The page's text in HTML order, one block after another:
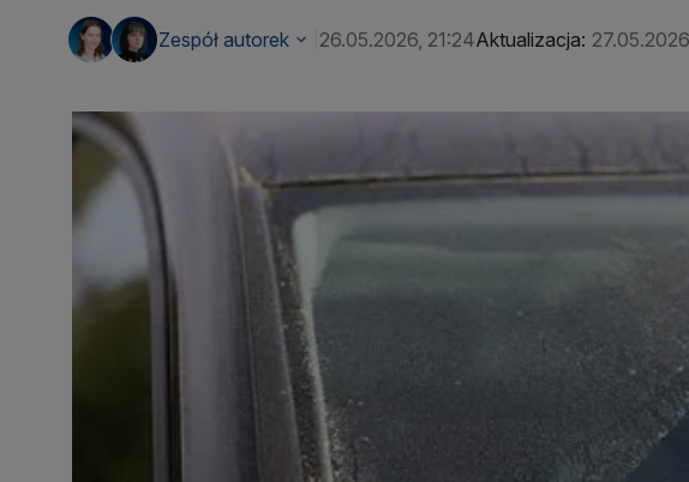
Zespół autorek 26.05.2026, 21:24Aktualizacja: